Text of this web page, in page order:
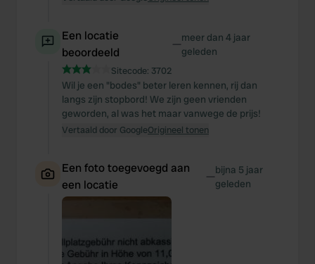
Een locatie
beoordeeld
—meer dan 4 jaar
geleden
Sitecode: 3702
Wil je een "bodes" beter leren kennen, rij dan
langs zijn stopbord! We zijn geen vrienden
geworden, al was het maar vanwege de prijs!
Vertaald door GoogleOrigineel tonen
Een foto toegevoegd aan
een locatie
—bijna 5 jaar
geleden